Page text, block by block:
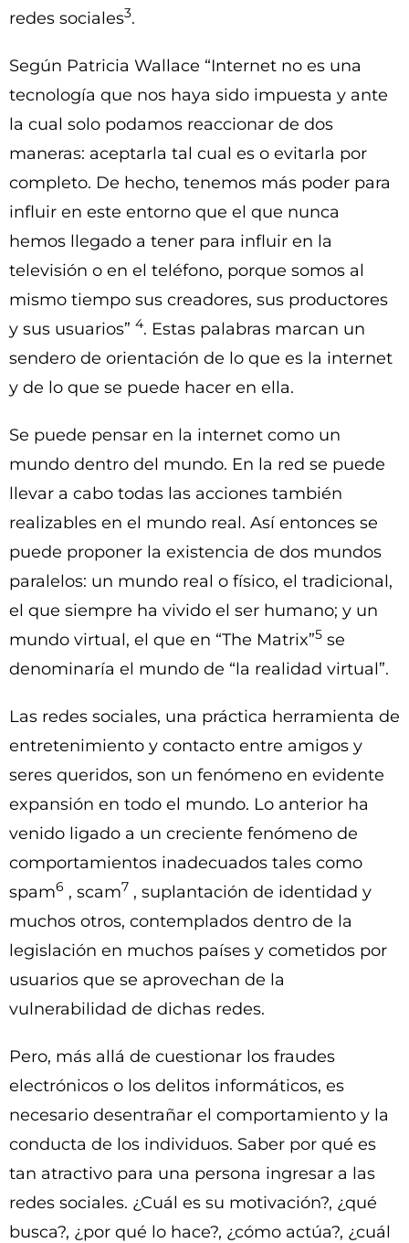
redes sociales3.
Según Patricia Wallace “Internet no es una
tecnología que nos haya sido impuesta y ante
la cual solo podamos reaccionar de dos
maneras: aceptarla tal cual es o evitarla por
completo. De hecho, tenemos más poder para
influir en este entorno que el que nunca
hemos llegado a tener para influir en la
televisión o en el teléfono, porque somos al
mismo tiempo sus creadores, sus productores
y sus usuarios” 4. Estas palabras marcan un
sendero de orientación de lo que es la internet
y de lo que se puede hacer en ella.
Se puede pensar en la internet como un
mundo dentro del mundo. En la red se puede
llevar a cabo todas las acciones también
realizables en el mundo real. Así entonces se
puede proponer la existencia de dos mundos
paralelos: un mundo real o físico, el tradicional,
el que siempre ha vivido el ser humano; y un
mundo virtual, el que en “The Matrix”5 se
denominaría el mundo de “la realidad virtual”.
Las redes sociales, una práctica herramienta de
entretenimiento y contacto entre amigos y
seres queridos, son un fenómeno en evidente
expansión en todo el mundo. Lo anterior ha
venido ligado a un creciente fenómeno de
comportamientos inadecuados tales como
spam6 , scam7 , suplantación de identidad y
muchos otros, contemplados dentro de la
legislación en muchos países y cometidos por
usuarios que se aprovechan de la
vulnerabilidad de dichas redes.
Pero, más allá de cuestionar los fraudes
electrónicos o los delitos informáticos, es
necesario desentrañar el comportamiento y la
conducta de los individuos. Saber por qué es
tan atractivo para una persona ingresar a las
redes sociales. ¿Cuál es su motivación?, ¿qué
busca?, ¿por qué lo hace?, ¿cómo actúa?, ¿cuál